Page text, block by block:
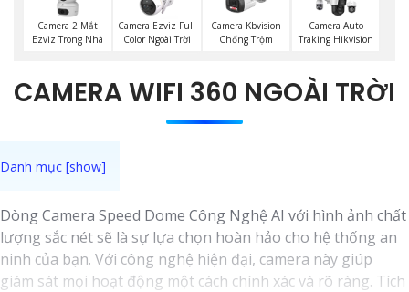
Camera 2 Mắt
Ezviz Trong Nhà
Camera Ezviz Full
Color Ngoài Trời
Camera Kbvision
Chống Trộm
Camera Auto
Traking Hikvision
CAMERA WIFI 360 NGOÀI TRỜI
Dòng Camera Speed Dome Công Nghệ AI với hình ảnh chất
lượng sắc nét sẽ là sự lựa chọn hoàn hảo cho hệ thống an
ninh của bạn. Với công nghệ hiện đại, camera này giúp
giám sát mọi hoạt động một cách chính xác và rõ ràng. Tích